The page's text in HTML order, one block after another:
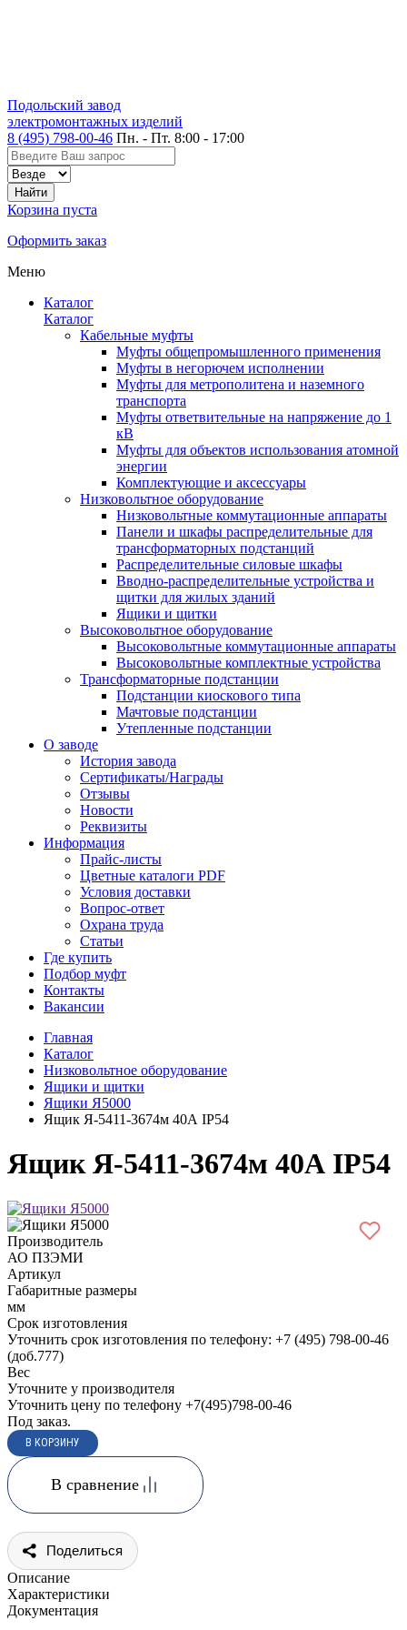
Подольский завод
электромонтажных изделий
8 (495) 798-00-46 Пн. - Пт. 8:00 - 17:00
Корзина пуста
Оформить заказ
Меню
Каталог
Каталог
Кабельные муфты
Муфты общепромышленного применения
Муфты в негорючем исполнении
Муфты для метрополитена и наземного
транспорта
Муфты ответвительные на напряжение до 1
кВ
Муфты для объектов использования атомной
энергии
Комплектующие и аксессуары
Низковольтное оборудование
Низковольтные коммутационные аппараты
Панели и шкафы распределительные для
трансформаторных подстанций
Распределительные силовые шкафы
Вводно-распределительные устройства и
щитки для жилых зданий
Ящики и щитки
Высоковольтное оборудование
Высоковольтные коммутационные аппараты
Высоковольтные комплектные устройства
Трансформаторные подстанции
Подстанции киоскового типа
Мачтовые подстанции
Утепленные подстанции
О заводе
История завода
Сертификаты/Награды
Отзывы
Новости
Реквизиты
Информация
Прайс-листы
Цветные каталоги PDF
Условия доставки
Вопрос-ответ
Охрана труда
Статьи
Где купить
Подбор муфт
Контакты
Вакансии
Главная
Каталог
Низковольтное оборудование
Ящики и щитки
Ящики Я5000
Ящик Я-5411-3674м 40А IP54
Ящик Я-5411-3674м 40А IP54
Производитель
АО ПЗЭМИ
Артикул
Габаритные размеры
мм
Срок изготовления
Уточнить срок изготовления по телефону: +7 (495) 798-00-46
(доб.777)
Вес
Уточните у производителя
Уточнить цену по телефону +7(495)798-00-46
Под заказ.
В сравнение
Поделиться
Описание
Характеристики
Документация